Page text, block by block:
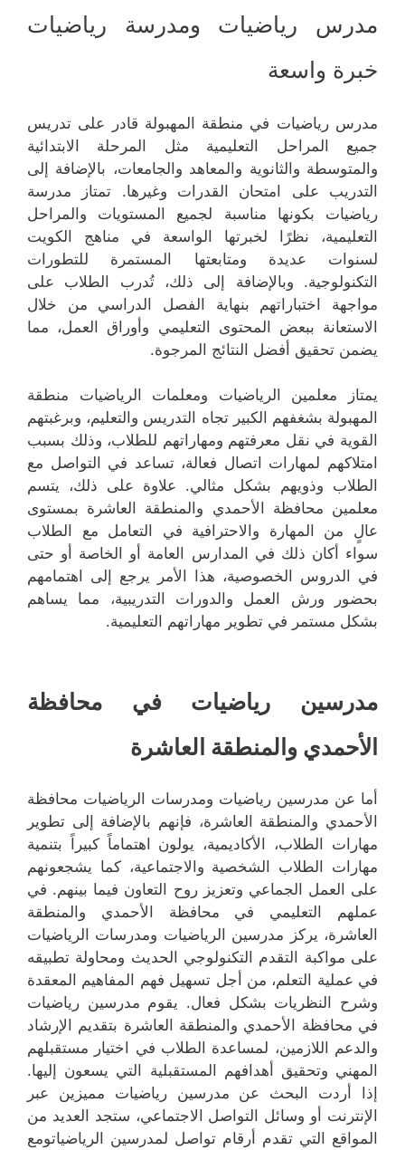
مدرس رياضيات ومدرسة رياضيات
خبرة واسعة
مدرس رياضيات في منطقة المهبولة قادر على تدريس
جميع المراحل التعليمية مثل المرحلة الابتدائية
والمتوسطة والثانوية والمعاهد والجامعات، بالإضافة إلى
التدريب على امتحان القدرات وغيرها. تمتاز مدرسة
رياضيات بكونها مناسبة لجميع المستويات والمراحل
التعليمية، نظرًا لخبرتها الواسعة في مناهج الكويت
لسنوات عديدة ومتابعتها المستمرة للتطورات
التكنولوجية. وبالإضافة إلى ذلك، تُدرب الطلاب على
مواجهة اختباراتهم بنهاية الفصل الدراسي من خلال
الاستعانة ببعض المحتوى التعليمي وأوراق العمل، مما
يضمن تحقيق أفضل النتائج المرجوة.
يمتاز معلمين الرياضيات ومعلمات الرياضيات منطقة
المهبولة بشغفهم الكبير تجاه التدريس والتعليم، وبرغبتهم
القوية في نقل معرفتهم ومهاراتهم للطلاب، وذلك بسبب
امتلاكهم لمهارات اتصال فعالة، تساعد في التواصل مع
الطلاب وذويهم بشكل مثالي. علاوة على ذلك، يتسم
معلمين محافظة الأحمدي والمنطقة العاشرة بمستوى
عالٍ من المهارة والاحترافية في التعامل مع الطلاب
سواء أكان ذلك في المدارس العامة أو الخاصة أو حتى
في الدروس الخصوصية، هذا الأمر يرجع إلى اهتمامهم
بحضور ورش العمل والدورات التدريبية، مما يساهم
بشكل مستمر في تطوير مهاراتهم التعليمية.
مدرسين رياضيات في محافظة
الأحمدي والمنطقة العاشرة
أما عن مدرسين رياضيات ومدرسات الرياضيات محافظة
الأحمدي والمنطقة العاشرة، فإنهم بالإضافة إلى تطوير
مهارات الطلاب، الأكاديمية، يولون اهتماماً كبيراً بتنمية
مهارات الطلاب الشخصية والاجتماعية، كما يشجعونهم
على العمل الجماعي وتعزيز روح التعاون فيما بينهم. في
عملهم التعليمي في محافظة الأحمدي والمنطقة
العاشرة، يركز مدرسين الرياضيات ومدرسات الرياضيات
على مواكبة التقدم التكنولوجي الحديث ومحاولة تطبيقه
في عملية التعلم، من أجل تسهيل فهم المفاهيم المعقدة
وشرح النظريات بشكل فعال. يقوم مدرسين رياضيات
في محافظة الأحمدي والمنطقة العاشرة بتقديم الإرشاد
والدعم اللازمين، لمساعدة الطلاب في اختيار مستقبلهم
المهني وتحقيق أهدافهم المستقبلية التي يسعون إليها.
إذا أردت البحث عن مدرسين رياضيات مميزين عبر
الإنترنت أو وسائل التواصل الاجتماعي، ستجد العديد من
المواقع التي تقدم أرقام تواصل لمدرسين الرياضياتومع